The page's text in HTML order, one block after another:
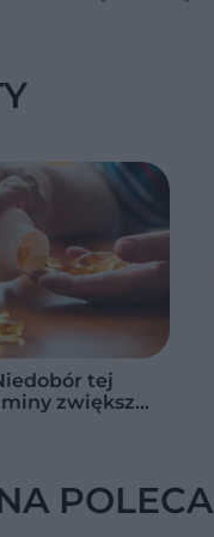
tej
zwiększa
POLECA